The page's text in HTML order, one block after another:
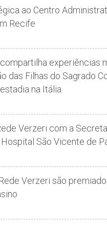
ao Centro
Recife
compartilha experiências
das Filhas do Sagrado
na Itália
Verzeri com a
São Vicente de
Verzeri são